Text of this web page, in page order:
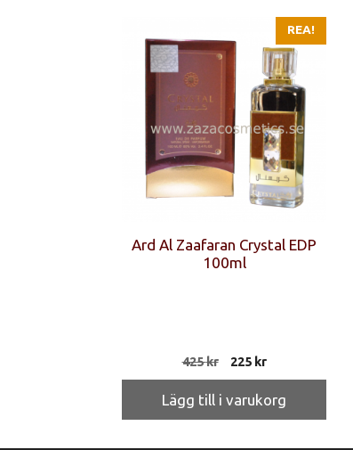
REA!
Ard Al Zaafaran Crystal EDP
100ml
425kr
Det
ursprungliga
priset
var:
225 krDet
nuvarande
priset
är:
Lägg till i varukorg